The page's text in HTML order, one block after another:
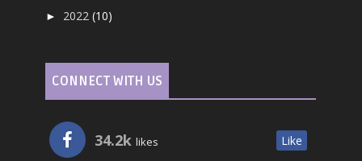
► 2022(10)
CONNECT WITH US
34.2k likes Like